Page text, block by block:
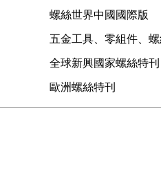
螺絲世界中國國際版
五金工具、零組件、
全球新興國家螺絲特刊
歐洲螺絲特刊